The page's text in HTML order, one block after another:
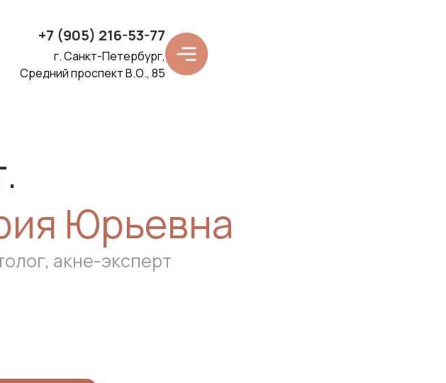
+7 (905) 216-53-77
г. Санкт-Петербург,
Средний проспект В.О., 85
Юрьевна
акне-эксперт